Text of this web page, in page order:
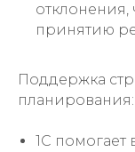
отклонения,
принятию
Поддержка
планирования:
1С помогает